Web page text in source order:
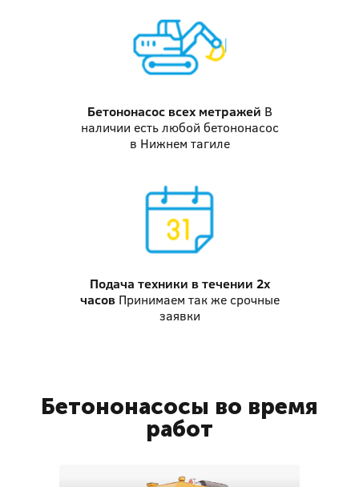
Бетононасосвсех метражей В
наличии есть любой бетононасос
в Нижнем тагиле
Подача техники в течении 2х
часов Принимаем так же срочные
заявки
Бетононасосы во время
работ